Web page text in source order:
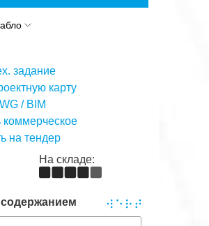
задание
карту
/ BIM
коммерческое
на тендер
На складе: